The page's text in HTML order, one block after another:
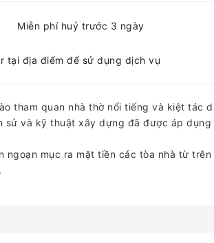
Miễn phí huỷ trước 3 ngày
tại địa điểm để sử dụng dịch vụ
tham quan nhà thờ nổi tiếng và kiệt tác
sử và kỹ thuật xây dựng đã được áp
ngoạn mục ra mặt tiền các tòa nhà từ